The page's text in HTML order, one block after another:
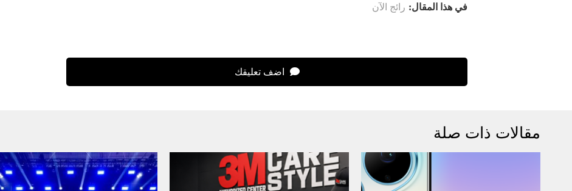
في هذا المقال: رائج الآن
اضف تعليقك
مقالات ذات صلة